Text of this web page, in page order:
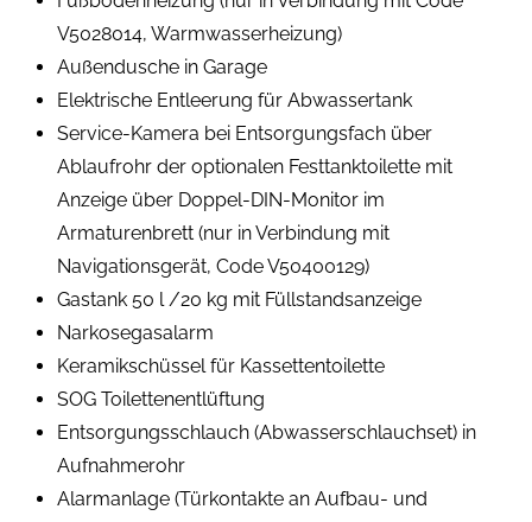
V5028014, Warmwasserheizung)
Außendusche in Garage
Elektrische Entleerung für Abwassertank
Service-Kamera bei Entsorgungsfach über
Ablaufrohr der optionalen Festtanktoilette mit
Anzeige über Doppel-DIN-Monitor im
Armaturenbrett (nur in Verbindung mit
Navigationsgerät, Code V50400129)
Gastank 50 l /20 kg mit Füllstandsanzeige
Narkosegasalarm
Keramikschüssel für Kassettentoilette
SOG Toilettenentlüftung
Entsorgungsschlauch (Abwasserschlauchset) in
Aufnahmerohr
Alarmanlage (Türkontakte an Aufbau- und